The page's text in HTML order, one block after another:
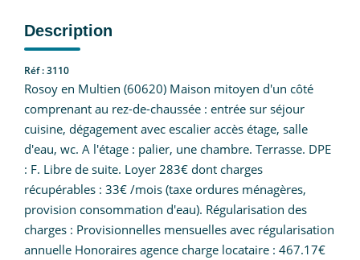
Description
Réf : 3110
Rosoy en Multien (60620) Maison mitoyen d'un côté
comprenant au rez-de-chaussée : entrée sur séjour
cuisine, dégagement avec escalier accès étage, salle
d'eau, wc. A l'étage : palier, une chambre. Terrasse. DPE
: F. Libre de suite. Loyer 283€ dont charges
récupérables : 33€ /mois (taxe ordures ménagères,
provision consommation d'eau). Régularisation des
charges : Provisionnelles mensuelles avec régularisation
annuelle Honoraires agence charge locataire : 467.17€